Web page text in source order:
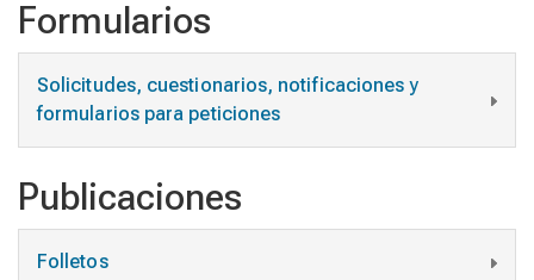
Formularios
Solicitudes, cuestionarios, notificaciones y
formularios para peticiones
Publicaciones
Folletos